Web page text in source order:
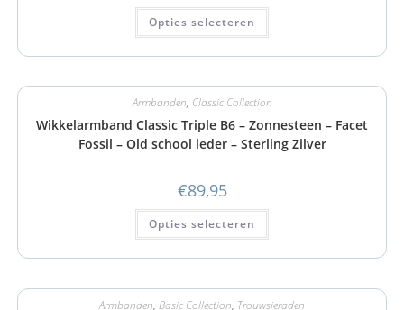
Opties selecteren
Armbanden, Classic Collection
Wikkelarmband Classic Triple B6 – Zonnesteen – Facet
Fossil – Old school leder – Sterling Zilver
€89,95
Opties selecteren
Armbanden, Basic Collection, Trouwsieraden